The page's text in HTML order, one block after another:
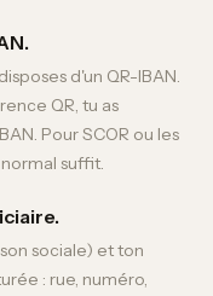
d'un QR-IBAN.
QR, tu as
Pour SCOR ou les
suffit.
sociale) et ton
: rue, numéro,